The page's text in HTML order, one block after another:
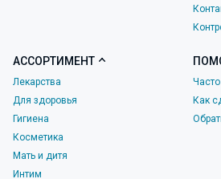
АССОРТИМЕНТ
Лекарства
Для здоровья
Гигиена
Косметика
Мать и дитя
Интим
Как